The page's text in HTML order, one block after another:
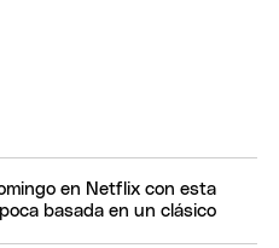
en Netflix con esta
basada en un clásico